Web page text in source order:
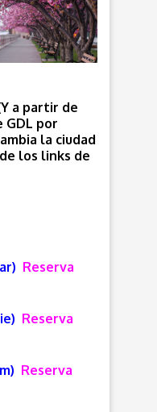
a partir de
GDL por
la ciudad
los links de
Reserva
Reserva
Reserva